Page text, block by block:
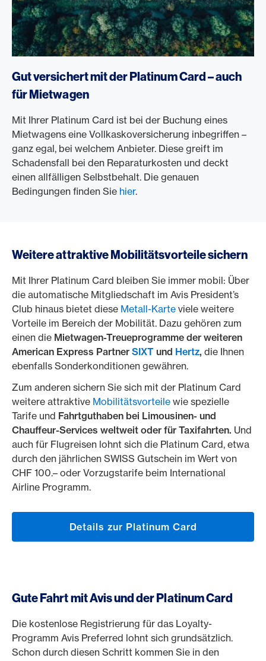
Gut versichert mit der Platinum Card – auch
für Mietwagen
Mit Ihrer Platinum Card ist bei der Buchung eines
Mietwagens eine Vollkaskoversicherung inbegriffen –
ganz egal, bei welchem Anbieter. Diese greift im
Schadensfall bei den Reparaturkosten und deckt
einen allfälligen Selbstbehalt. Die genauen
Bedingungen finden Sie hier.
Weitere attraktive Mobilitätsvorteile sichern
Mit Ihrer Platinum Card bleiben Sie immer mobil: Über
die automatische Mitgliedschaft im Avis President’s
Club hinaus bietet diese Metall-Karte viele weitere
Vorteile im Bereich der Mobilität. Dazu gehören zum
einen die Mietwagen-Treueprogramme der weiteren
American Express Partner SIXT und Hertz, die Ihnen
ebenfalls Sonderkonditionen gewähren.
Zum anderen sichern Sie sich mit der Platinum Card
weitere attraktive Mobilitätsvorteile wie spezielle
Tarife und Fahrtguthaben bei Limousinen- und
Chauffeur-Services weltweit oder für Taxifahrten. Und
auch für Flugreisen lohnt sich die Platinum Card, etwa
durch den jährlichen SWISS Gutschein im Wert von
CHF 100.– oder Vorzugstarife beim International
Airline Programm.
Details zur Platinum Card
Gute Fahrt mit Avis und der Platinum Card
Die kostenlose Registrierung für das Loyalty-
Programm Avis Preferred lohnt sich grundsätzlich.
Schon durch diesen Schritt kommen Sie in den